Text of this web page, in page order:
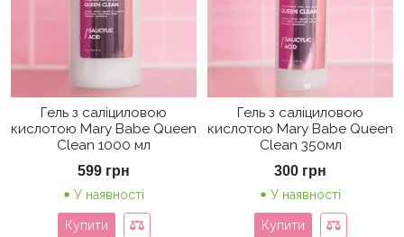
Гель з саліциловою
кислотою Mary Babe Queen
Clean 1000 мл
599 грн
У наявності
Купити
Гель з саліциловою
кислотою Mary Babe Queen
Clean 350мл
300 грн
У наявності
Купити